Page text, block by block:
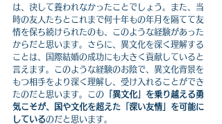
は、決して養われなかったことでしょう。また、当
時の友人たちとこれまで何十年もの年月を隔てて友
情を保ち続けられたのも、このような経験があった
からだと思います。さらに、異文化を深く理解する
ことは、国際結婚の成功にも大きく貢献していると
言えます。このような経験のお陰で、異文化背景を
もつ相手をより深く理解し、受け入れることができ
たのだと思います。この 「異文化」を乗り越える勇
気こそが、国や文化を超えた「深い友情」を可能に
しているのだと思います。